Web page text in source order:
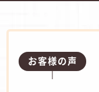
お客様の声